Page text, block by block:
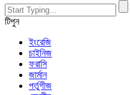
টিপুন
ইংরেজি
চাইনিজ
ফরাসি
জার্মান
পর্তুগীজ